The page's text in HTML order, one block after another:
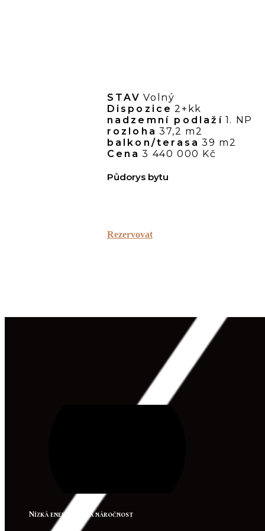
STAV Volný
Dispozice 2+kk
nadzemní podlaží 1. NP
rozloha 37,2 m2
balkon/terasa 39 m2
Cena 3 440 000 Kč
Půdorys bytu
Rezervovat
Nízká energetická náročnost